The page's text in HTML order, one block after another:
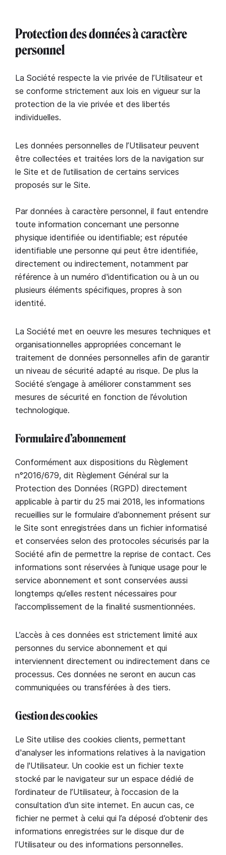
Protection des données à caractère
personnel
La Société respecte la vie privée de l’Utilisateur et
se conforme strictement aux lois en vigueur sur la
protection de la vie privée et des libertés
individuelles.
Les données personnelles de l’Utilisateur peuvent
être collectées et traitées lors de la navigation sur
le Site et de l’utilisation de certains services
proposés sur le Site.
Par données à caractère personnel, il faut entendre
toute information concernant une personne
physique identifiée ou identifiable; est réputée
identifiable une personne qui peut être identifiée,
directement ou indirectement, notamment par
référence à un numéro d'identification ou à un ou
plusieurs éléments spécifiques, propres à son
identité.
La Société met en oeuvre les mesures techniques et
organisationnelles appropriées concernant le
traitement de données personnelles afin de garantir
un niveau de sécurité adapté au risque. De plus la
Société s’engage à améliorer constamment ses
mesures de sécurité en fonction de l’évolution
technologique.
Formulaire d’abonnement
Conformément aux dispositions du Règlement
n°2016/679, dit Règlement Général sur la
Protection des Données (RGPD) directement
applicable à partir du 25 mai 2018, les informations
recueillies sur le formulaire d’abonnement présent sur
le Site sont enregistrées dans un fichier informatisé
et conservées selon des protocoles sécurisés par la
Société afin de permettre la reprise de contact. Ces
informations sont réservées à l’unique usage pour le
service abonnement et sont conservées aussi
longtemps qu’elles restent nécessaires pour
l’accomplissement de la finalité susmentionnées.
L’accès à ces données est strictement limité aux
personnes du service abonnement et qui
interviennent directement ou indirectement dans ce
processus. Ces données ne seront en aucun cas
communiquées ou transférées à des tiers.
Gestion des cookies
Le Site utilise des cookies clients, permettant
d'analyser les informations relatives à la navigation
de l'Utilisateur. Un cookie est un fichier texte
stocké par le navigateur sur un espace dédié de
l’ordinateur de l’Utilisateur, à l’occasion de la
consultation d’un site internet. En aucun cas, ce
fichier ne permet à celui qui l’a déposé d’obtenir des
informations enregistrées sur le disque dur de
l’Utilisateur ou des informations personnelles.